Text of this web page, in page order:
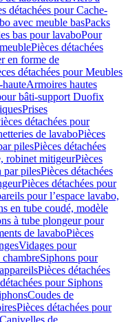
détachées pour Cache-
avec meuble basPacks
bas pour lavaboPour
Pièces détachées
en forme de
détachées pour Meubles
hauteArmoires hautes
bâti-support Duofix
Prises
détachées pour
de lavaboPièces
pilesPièces détachées
robinet mitigeurPièces
par pilesPièces détachées
Pièces détachées pour
pour l’espace lavabo,
en tube coudé, modèle
à tube plongeur pour
de lavaboPièces
Vidages pour
chambreSiphons pour
Pièces détachées
pour Siphons
Coudes de
Pièces détachées pour
de